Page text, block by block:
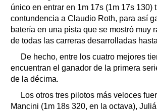
único en entrar en 1m 17s (1m 17s 130)
contundencia a Claudio Roth, para así
batería en una pista que se mostró muy
de todas las carreras desarrolladas
De hecho, entre los cuatro mejores
encuentran el ganador de la primera
de la décima.
Los otros tres pilotos más veloces
Mancini (1m 18s 320, en la octava),